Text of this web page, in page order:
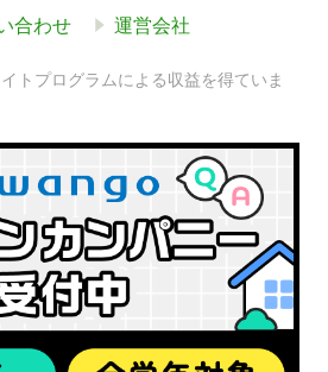
合わせ 運営会社
トプログラムによる収益を得ていま